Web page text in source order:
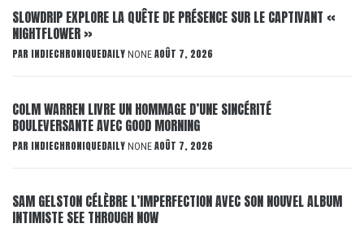
SLOWDRIP EXPLORE LA QUÊTE DE PRÉSENCE SUR LE CAPTIVANT «
NIGHTFLOWER »
PAR INDIECHRONIQUEDAILY NONE AOÛT 7, 2026
COLM WARREN LIVRE UN HOMMAGE D’UNE SINCÉRITÉ
BOULEVERSANTE AVEC GOOD MORNING
PAR INDIECHRONIQUEDAILY NONE AOÛT 7, 2026
SAM GELSTON CÉLÈBRE L’IMPERFECTION AVEC SON NOUVEL ALBUM
INTIMISTE SEE THROUGH NOW